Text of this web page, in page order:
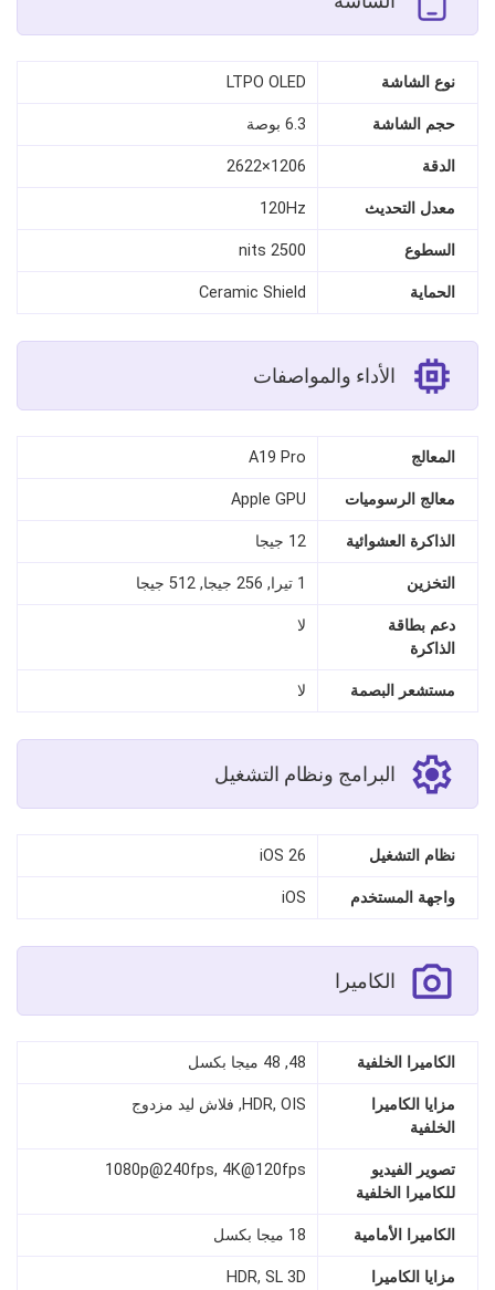
نوع الشاشة LTPO OLED
حجم الشاشة 6.3 بوصة
الدقة 1206×2622
معدل التحديث 120Hz
السطوع 2500 nits
الحماية Ceramic Shield
الأداء والمواصفات
المعالج A19 Pro
معالج الرسوميات Apple GPU
الذاكرة العشوائية 12 جيجا
التخزين 1 تيرا, 256 جيجا, 512 جيجا
دعم بطاقة
الذاكرة
لا
مستشعر البصمة لا
البرامج ونظام التشغيل
نظام التشغيل iOS 26
واجهة المستخدم iOS
الكاميرا
الكاميرا الخلفية 48, 48 ميجا بكسل
مزايا الكاميرا
الخلفية
HDR, OIS, فلاش ليد مزدوج
تصوير الفيديو
للكاميرا الخلفية
1080p@240fps, 4K@120fps
الكاميرا الأمامية 18 ميجا بكسل
مزايا الكاميرا
HDR, SL 3D